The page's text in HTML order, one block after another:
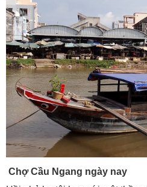
Chợ Cầu Ngang ngày nay